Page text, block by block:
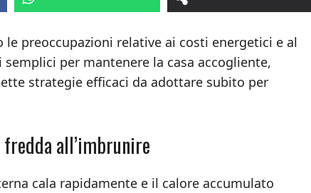
le preoccupazioni relative ai costi energetici e al
per mantenere la casa accogliente,
strategie efficaci da adottare subito per
all’imbrunire
cala rapidamente e il calore accumulato